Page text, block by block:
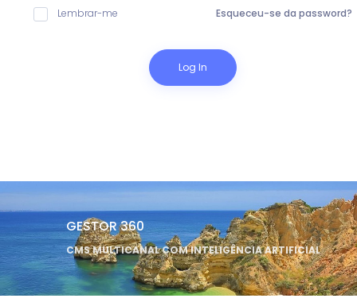
Lembrar-me Esqueceu-se da password?
Log In
GESTOR 360
CMS MULTICANAL COM INTELIGÊNCIA ARTIFICIAL